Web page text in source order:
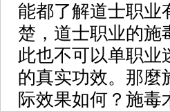
能都了解道士职业
楚，道士职业的施
此也不可以单职业
的真实功效。那麼
际效果如何？施